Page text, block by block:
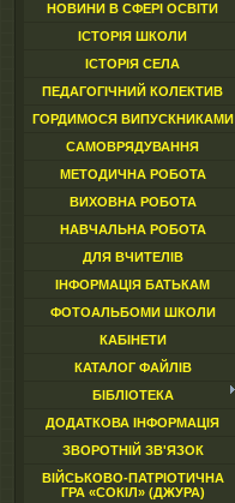
НОВИНИ В СФЕРІ ОСВІТИ
ІСТОРІЯ ШКОЛИ
ІСТОРІЯ СЕЛА
ПЕДАГОГІЧНИЙ КОЛЕКТИВ
ГОРДИМОСЯ ВИПУСКНИКАМИ
САМОВРЯДУВАННЯ
МЕТОДИЧНА РОБОТА
ВИХОВНА РОБОТА
НАВЧАЛЬНА РОБОТА
ДЛЯ ВЧИТЕЛІВ
ІНФОРМАЦІЯ БАТЬКАМ
ФОТОАЛЬБОМИ ШКОЛИ
КАБІНЕТИ
КАТАЛОГ ФАЙЛІВ
БІБЛІОТЕКА
ДОДАТКОВА ІНФОРМАЦІЯ
ЗВОРОТНІЙ ЗВ'ЯЗОК
ВІЙСЬКОВО-ПАТРІОТИЧНА
ГРА «СОКІЛ» (ДЖУРА)